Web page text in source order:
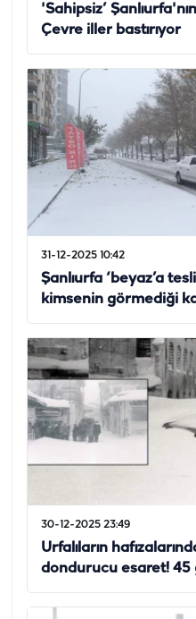
'Sahipsiz’
Çevre iller bastırıyor
31-12-2025 10:42
Şanlıurfa ‘beyaz’a
kimsenin görmediği
30-12-2025 23:49
Urfalıların
dondurucu esaret! 45